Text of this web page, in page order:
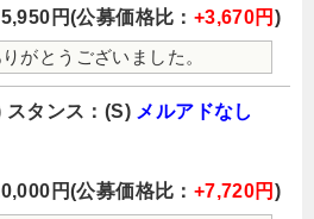
円(公募価格比： +3,670円 )
がとうございました。
スタンス：(S) メルアドなし
円(公募価格比： +7,720円 )